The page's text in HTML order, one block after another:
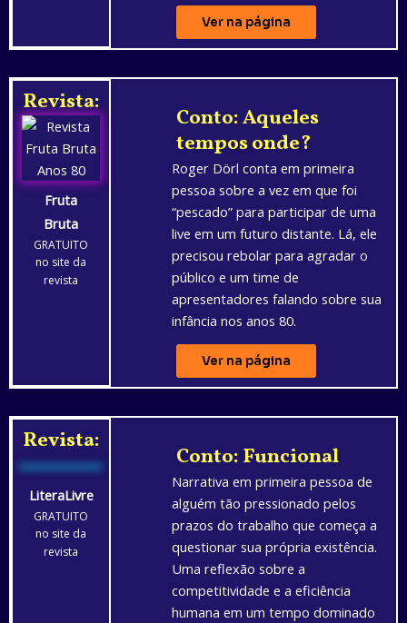
Ver na página
Revista:
Fruta
Bruta
GRATUITO
no site da
revista
Conto: Aqueles
tempos onde?
Roger Dörl conta em primeira
pessoa sobre a vez em que foi
“pescado” para participar de uma
live em um futuro distante. Lá, ele
precisou rebolar para agradar o
público e um time de
apresentadores falando sobre sua
infância nos anos 80.
Ver na página
Revista:
LiteraLivre
GRATUITO
no site da
revista
Conto: Funcional
Narrativa em primeira pessoa de
alguém tão pressionado pelos
prazos do trabalho que começa a
questionar sua própria existência.
Uma reflexão sobre a
competitividade e a eficiência
humana em um tempo dominado